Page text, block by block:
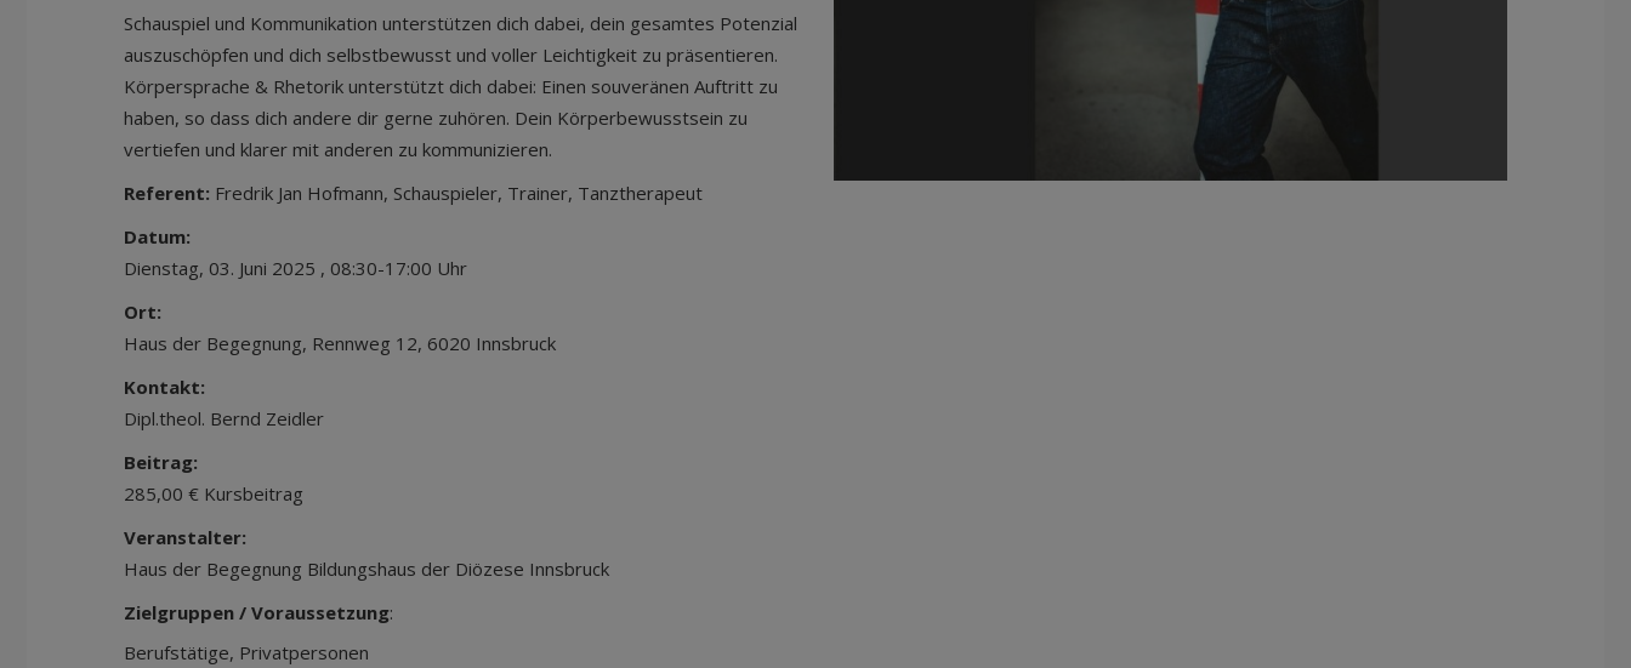
Schauspiel und Kommunikation unterstützen dich dabei, dein gesamtes Potenzial
auszuschöpfen und dich selbstbewusst und voller Leichtigkeit zu präsentieren.
Körpersprache & Rhetorik unterstützt dich dabei: Einen souveränen Auftritt zu
haben, so dass dich andere dir gerne zuhören. Dein Körperbewusstsein zu
vertiefen und klarer mit anderen zu kommunizieren.
Referent: Fredrik Jan Hofmann, Schauspieler, Trainer, Tanztherapeut
Datum:
Dienstag, 03. Juni 2025 , 08:30-17:00 Uhr
Ort:
Haus der Begegnung, Rennweg 12, 6020 Innsbruck
Kontakt:
Dipl.theol. Bernd Zeidler
Beitrag:
285,00 € Kursbeitrag
Veranstalter:
Haus der Begegnung Bildungshaus der Diözese Innsbruck
Zielgruppen / Voraussetzung:
Berufstätige, Privatpersonen